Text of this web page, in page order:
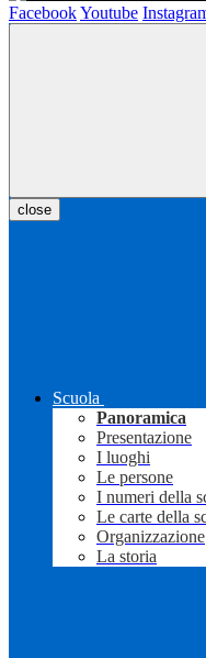
FacebookYoutube
close
Scuola
Panoramica
Presentazione
I luoghi
Le persone
I numeri della
Le carte della
Organizzazione
La storia